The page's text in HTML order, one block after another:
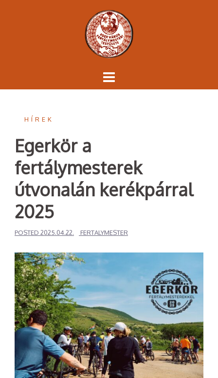
HÍREK
Egerkör a
fertálymesterek
útvonalán kerékpárral
2025
POSTED 2025.04.22. FERTALYMESTER